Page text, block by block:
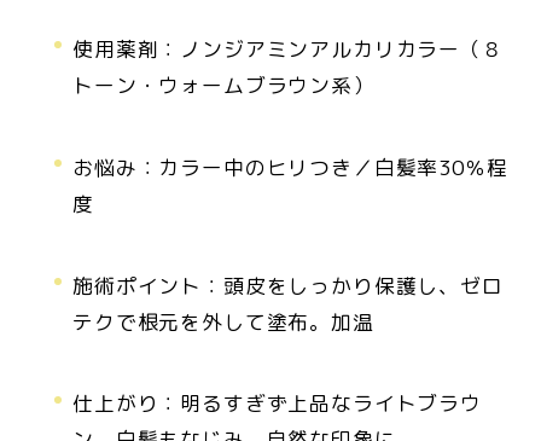
使用薬剤：ノンジアミンアルカリカラー（８
トーン・ウォームブラウン系）
お悩み：カラー中のヒリつき／白髪率30％程
度
施術ポイント：頭皮をしっかり保護し、ゼロ
テクで根元を外して塗布。加温
仕上がり：明るすぎず上品なライトブラウ